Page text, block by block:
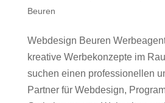
Beuren
Webdesign Beuren
kreative Werbekonzepte im
suchen einen professionellen
Partner für Webdesign,